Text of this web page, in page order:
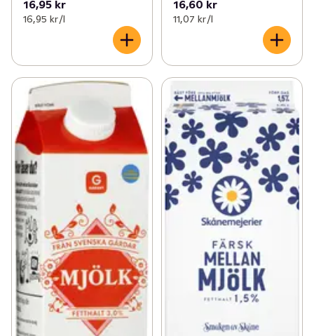
16,95 kr
16,95 kr /l
16,60 kr
11,07 kr /l